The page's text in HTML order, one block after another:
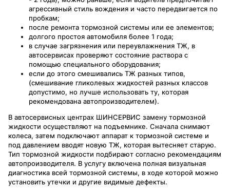
агрессивный стиль вождения и часто передвигается по
пробкам;
после ремонта тормозной системы или ее элементов;
долгого простоя автомобиля более 1 года;
в случае загрязнения или переувлажнения ТЖ, в
автосервисах проверяют состояние раствора с
помощью специального оборудования;
если до этого смешивались ТЖ разных типов,
(смешивание гликолевых жидкостей разных классов
допустимо, но лучше использовать ту, которая
рекомендована автопроизводителем).
В автосервисных центрах ШИНСЕРВИС замену тормозной
жидкости осуществляют на подъемнике. Сначала снимают
колеса, затем подключают аппарат к тормозной системе и
под давлением вводят новую ТЖ, которая вытесняет старую.
Тип тормозной жидкости подбирают согласно рекомендациям
автопроизводителя. В услугу включена полная визуальная
диагностика всей тормозной системы, в ходе которой можно
установить утечки и другие видимые дефекты.